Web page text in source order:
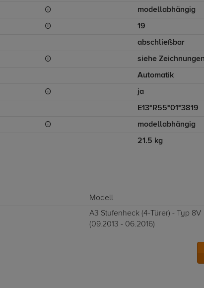
modellabhängig
19
abschließbar
siehe Zeichnungen
Automatik
ja
E13*R55*01*3819
modellabhängig
21.5 kg
Modell
A3 Stufenheck (4-Türer) - Typ 8V
(09.2013 - 06.2016)